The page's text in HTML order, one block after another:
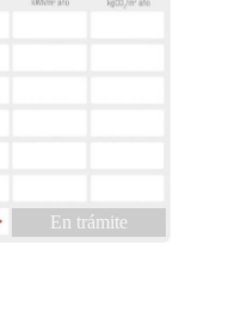
En trámite